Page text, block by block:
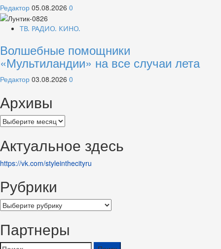
Редактор 05.08.2026 0
ТВ. РАДИО. КИНО.
Волшебные помощники
«Мультиландии» на все случаи лета
Редактор 03.08.2026 0
Архивы
Архивы
Актуальное здесь
https://vk.com/styleinthecityru
Рубрики
Рубрики
Партнеры
Найти: